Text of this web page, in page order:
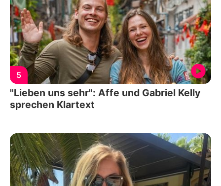
5
"Lieben uns sehr": Affe und Gabriel Kelly
sprechen Klartext